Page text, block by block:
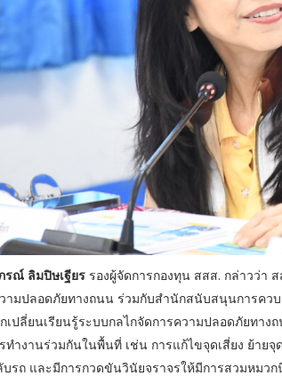
รณ์ ลิมปิษเฐียร รองผู้จัดการกองทุน สสส. กล่าวว่
มปลอดภัยทางถนน ร่วมกับสำนักสนับสนุนการควบ
เปลี่ยนเรียนรู้ระบบกลไกจัดการความปลอดภัยทา
ำงานร่วมกันในพื้นที่ เช่น การแก้ไขจุดเสี่ยง ย้าย
บรถ และมีการกวดขันวินัยจราจรให้มีการสวมหมว